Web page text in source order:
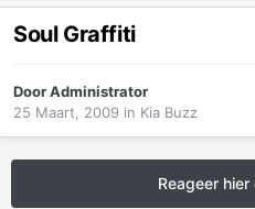
Soul Graffiti
DoorAdministrator
25 Maart, 2009 in Kia Buzz
Reageer